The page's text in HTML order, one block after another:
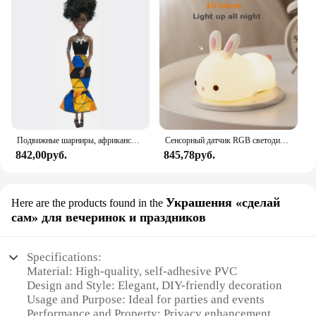
Подвижные шарниры, африканская черная кукла для американских кукол, аксессуары, тело Nudy с одеждой для Барби, игрушка для девочки, ролевая детская игрушка, подарок
842,00руб.
Сенсорный датчик RGB светодиодный ночник с кроликом, 16 цветов, USB перезаряжаемая силиконовая лампа в виде кролика для детей, детские игрушки, подарок на фестиваль
845,78руб.
Here are the products found in the Украшения «сделай
сам» для вечеринок и праздников
Specifications:
Material: High-quality, self-adhesive PVC
Design and Style: Elegant, DIY-friendly decoration
Usage and Purpose: Ideal for parties and events